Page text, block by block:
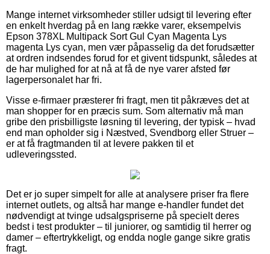
Mange internet virksomheder stiller udsigt til levering efter
en enkelt hverdag på en lang række varer, eksempelvis
Epson 378XL Multipack Sort Gul Cyan Magenta Lys
magenta Lys cyan, men vær påpasselig da det forudsætter
at ordren indsendes forud for et givent tidspunkt, således at
de har mulighed for at nå at få de nye varer afsted før
lagerpersonalet har fri.
Visse e-firmaer præsterer fri fragt, men tit påkræves det at
man shopper for en præcis sum. Som alternativ må man
gribe den prisbilligste løsning til levering, der typisk – hvad
end man opholder sig i Næstved, Svendborg eller Struer –
er at få fragtmanden til at levere pakken til et
udleveringssted.
Det er jo super simpelt for alle at analysere priser fra flere
internet outlets, og altså har mange e-handler fundet det
nødvendigt at tvinge udsalgspriserne på specielt deres
bedst i test produkter – til juniorer, og samtidig til herrer og
damer – eftertrykkeligt, og endda nogle gange sikre gratis
fragt.